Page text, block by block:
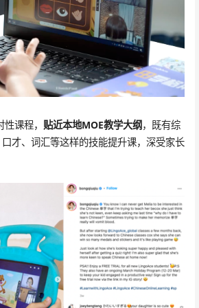
课程， 贴近本地MOE教学大纲，既有综
才、词汇等这样的技能提升课，深受家长